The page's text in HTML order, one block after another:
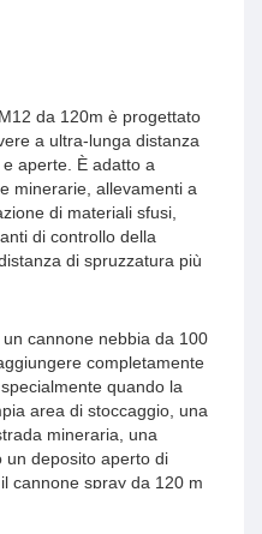
da 120m è progettato
a ultra-lunga distanza
aperte. È adatto a
minerarie, allevamenti a
di materiali sfusi,
di controllo della
di spruzzatura più
cannone nebbia da 100
completamente
quando la
area di stoccaggio, una
mineraria, una
un deposito aperto di
cannone spray da 120 m